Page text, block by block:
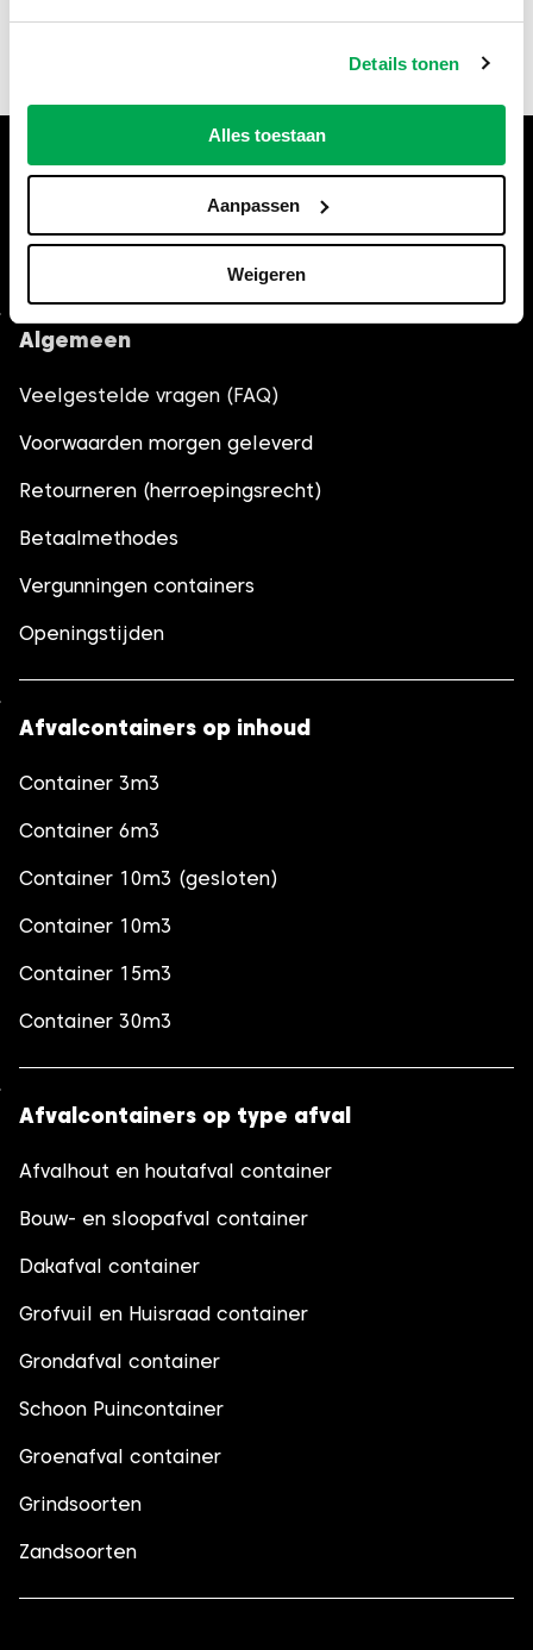
Details tonen
Alles toestaan
Aanpassen
Weigeren
de actuele regels bij de gemeente Zeewolde.
Hulp nodig bij het bestellen?
035-6013861, wij helpen je
graag verder.
Algemeen
Veelgestelde vragen (FAQ)
Voorwaarden morgen geleverd
Retourneren (herroepingsrecht)
Betaalmethodes
Vergunningen containers
Openingstijden
Afvalcontainers op inhoud
Container 3m3
Container 6m3
Container 10m3 (gesloten)
Container 10m3
Container 15m3
Container 30m3
Afvalcontainers op type afval
Afvalhout en houtafval container
Bouw- en sloopafval container
Dakafval container
Grofvuil en Huisraad container
Grondafval container
Schoon Puincontainer
Groenafval container
Grindsoorten
Zandsoorten